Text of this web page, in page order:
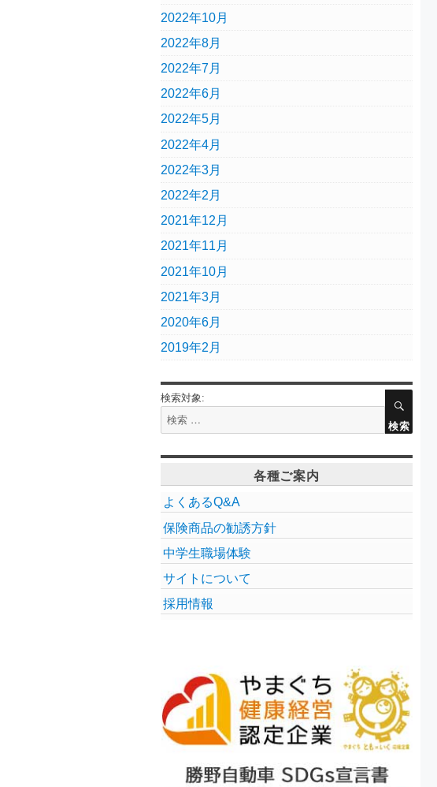
2022年10月
2022年8月
2022年7月
2022年6月
2022年5月
2022年4月
2022年3月
2022年2月
2021年12月
2021年11月
2021年10月
2021年3月
2020年6月
2019年2月
検索対象:
検索
各種ご案内
よくあるQ&A
保険商品の勧誘方針
中学生職場体験
サイトについて
採用情報